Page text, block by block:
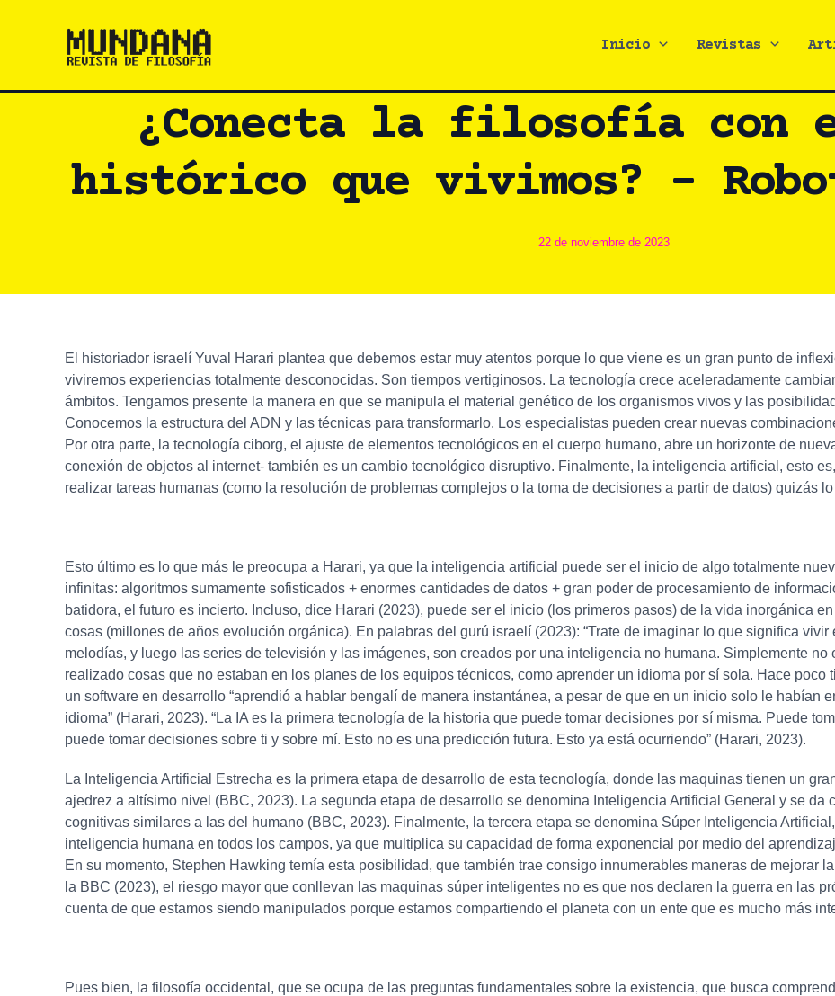
Inicio Revistas
¿Conecta la filosofía con
histórico que vivimos? –
22 de noviembre de 2023
El historiador israelí Yuval Harari plantea que debemos estar muy atentos porque lo que viene es un gran punto de
viviremos experiencias totalmente desconocidas. Son tiempos vertiginosos. La tecnología crece aceleradamente
ámbitos. Tengamos presente la manera en que se manipula el material genético de los organismos vivos y las
Conocemos la estructura del ADN y las técnicas para transformarlo. Los especialistas pueden crear nuevas
Por otra parte, la tecnología ciborg, el ajuste de elementos tecnológicos en el cuerpo humano, abre un horizonte de
conexión de objetos al internet- también es un cambio tecnológico disruptivo. Finalmente, la inteligencia artificial, esto
realizar tareas humanas (como la resolución de problemas complejos o la toma de decisiones a partir de datos) quizás
Esto último es lo que más le preocupa a Harari, ya que la inteligencia artificial puede ser el inicio de algo totalmente
infinitas: algoritmos sumamente sofisticados + enormes cantidades de datos + gran poder de procesamiento de
batidora, el futuro es incierto. Incluso, dice Harari (2023), puede ser el inicio (los primeros pasos) de la vida inorgánica
cosas (millones de años evolución orgánica). En palabras del gurú israelí (2023): “Trate de imaginar lo que significa
melodías, y luego las series de televisión y las imágenes, son creados por una inteligencia no humana. Simplemente no
realizado cosas que no estaban en los planes de los equipos técnicos, como aprender un idioma por sí sola. Hace
un software en desarrollo “aprendió a hablar bengalí de manera instantánea, a pesar de que en un inicio solo le habían
idioma” (Harari, 2023). “La IA es la primera tecnología de la historia que puede tomar decisiones por sí misma. Puede
puede tomar decisiones sobre ti y sobre mí. Esto no es una predicción futura. Esto ya está ocurriendo” (Harari, 2023).
La Inteligencia Artificial Estrecha es la primera etapa de desarrollo de esta tecnología, donde las maquinas tienen un
ajedrez a altísimo nivel (BBC, 2023). La segunda etapa de desarrollo se denomina Inteligencia Artificial General y se
cognitivas similares a las del humano (BBC, 2023). Finalmente, la tercera etapa se denomina Súper Inteligencia
inteligencia humana en todos los campos, ya que multiplica su capacidad de forma exponencial por medio del
En su momento, Stephen Hawking temía esta posibilidad, que también trae consigo innumerables maneras de mejorar
la BBC (2023), el riesgo mayor que conllevan las maquinas súper inteligentes no es que nos declaren la guerra en las
cuenta de que estamos siendo manipulados porque estamos compartiendo el planeta con un ente que es mucho más
Pues bien, la filosofía occidental, que se ocupa de las preguntas fundamentales sobre la existencia, que busca